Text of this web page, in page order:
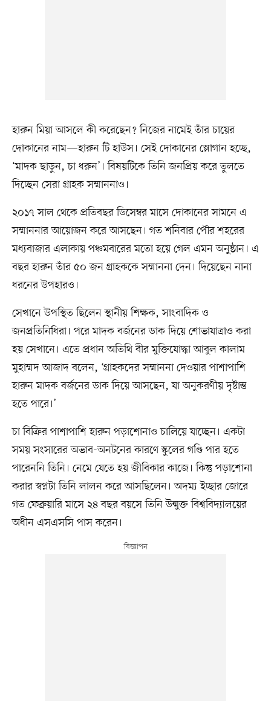
হারুন মিয়া আসলে কী করেছেন? নিজের নামেই তাঁর চায়ের
দোকানের নাম—হারুন টি হাউস। সেই দোকানের স্লোগান হচ্ছে,
‘মাদক ছাড়ুন, চা ধরুন’। বিষয়টিকে তিনি জনপ্রিয় করে তুলতে
দিচ্ছেন সেরা গ্রাহক সম্মাননাও।
২০১৭ সাল থেকে প্রতিবছর ডিসেম্বর মাসে দোকানের সামনে এ
সম্মাননার আয়োজন করে আসছেন। গত শনিবার পৌর শহরের
মধ্যবাজার এলাকায় পঞ্চমবারের মতো হয়ে গেল এমন অনুষ্ঠান। এ
বছর হারুন তাঁর ৫০ জন গ্রাহককে সম্মাননা দেন। দিয়েছেন নানা
ধরনের উপহারও।
সেখানে উপস্থিত ছিলেন স্থানীয় শিক্ষক, সাংবাদিক ও
জনপ্রতিনিধিরা। পরে মাদক বর্জনের ডাক দিয়ে শোভাযাত্রাও করা
হয় সেখানে। এতে প্রধান অতিথি বীর মুক্তিযোদ্ধা আবুল কালাম
মুহাম্মদ আজাদ বলেন, ‘গ্রাহকদের সম্মাননা দেওয়ার পাশাপাশি
হারুন মাদক বর্জনের ডাক দিয়ে আসছেন, যা অনুকরণীয় দৃষ্টান্ত
হতে পারে।’
চা বিক্রির পাশাপাশি হারুন পড়াশোনাও চালিয়ে যাচ্ছেন। একটা
সময় সংসারের অভাব-অনটনের কারণে স্কুলের গণ্ডি পার হতে
পারেননি তিনি। নেমে যেতে হয় জীবিকার কাজে। কিন্তু পড়াশোনা
করার স্বপ্নটা তিনি লালন করে আসছিলেন। অদম্য ইচ্ছার জোরে
গত ফেব্রুয়ারি মাসে ২৪ বছর বয়সে তিনি উন্মুক্ত বিশ্ববিদ্যালয়ের
অধীন এসএসসি পাস করেন।